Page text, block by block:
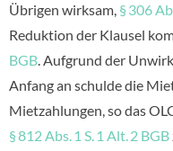
Übrigen wirksam, § 306
Reduktion der Klausel
BGB. Aufgrund der
Anfang an schulde die
Mietzahlungen, so das
§ 812 Abs. 1 S. 1 Alt. 2 BGB